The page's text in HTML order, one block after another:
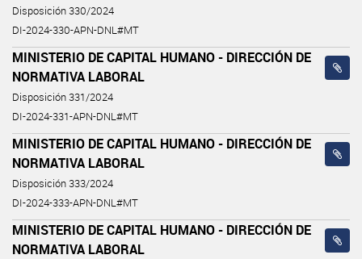
Disposición 330/2024
DI-2024-330-APN-DNL#MT
MINISTERIO DE CAPITAL HUMANO - DIRECCIÓN DE
NORMATIVA LABORAL
Disposición 331/2024
DI-2024-331-APN-DNL#MT
MINISTERIO DE CAPITAL HUMANO - DIRECCIÓN DE
NORMATIVA LABORAL
Disposición 333/2024
DI-2024-333-APN-DNL#MT
MINISTERIO DE CAPITAL HUMANO - DIRECCIÓN DE
NORMATIVA LABORAL